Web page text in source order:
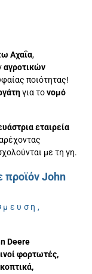
Αχαΐα,
αγροτικών
ποιότητας!
για τονομό
εταιρεία
με τη γη.
προϊόν John
Deere
φορτωτές,